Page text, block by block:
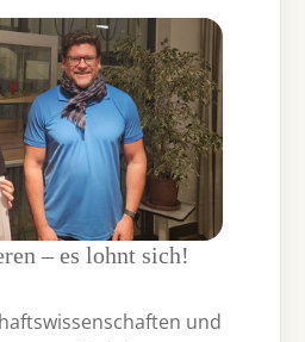
– es lohnt sich!
und